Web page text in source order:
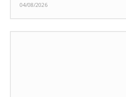
04/08/2026